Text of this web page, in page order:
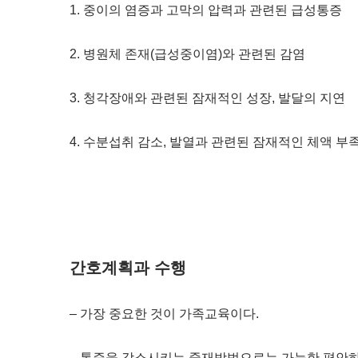
1. 중이의 염증과 고막의 압력과 관련된 급성통증
2. 병원체 존재(급성중이염)와 관련된 감염
3. 청각장애와 관련된 잠재적인 성장, 발달의 지연
4. 수분섭취 감소, 발열과 관련된 잠재적인 체액 부
간호계획과 수행
– 가장 중요한 것이 가족교육이다.